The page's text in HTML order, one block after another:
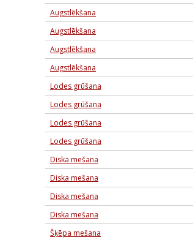
Augstlēkšana
Augstlēkšana
Augstlēkšana
Augstlēkšana
Lodes grūšana
Lodes grūšana
Lodes grūšana
Lodes grūšana
Diska mešana
Diska mešana
Diska mešana
Diska mešana
Šķēpa mešana